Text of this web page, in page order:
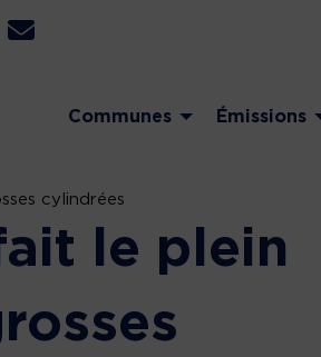
Communes Émissions
cylindrées
le plein